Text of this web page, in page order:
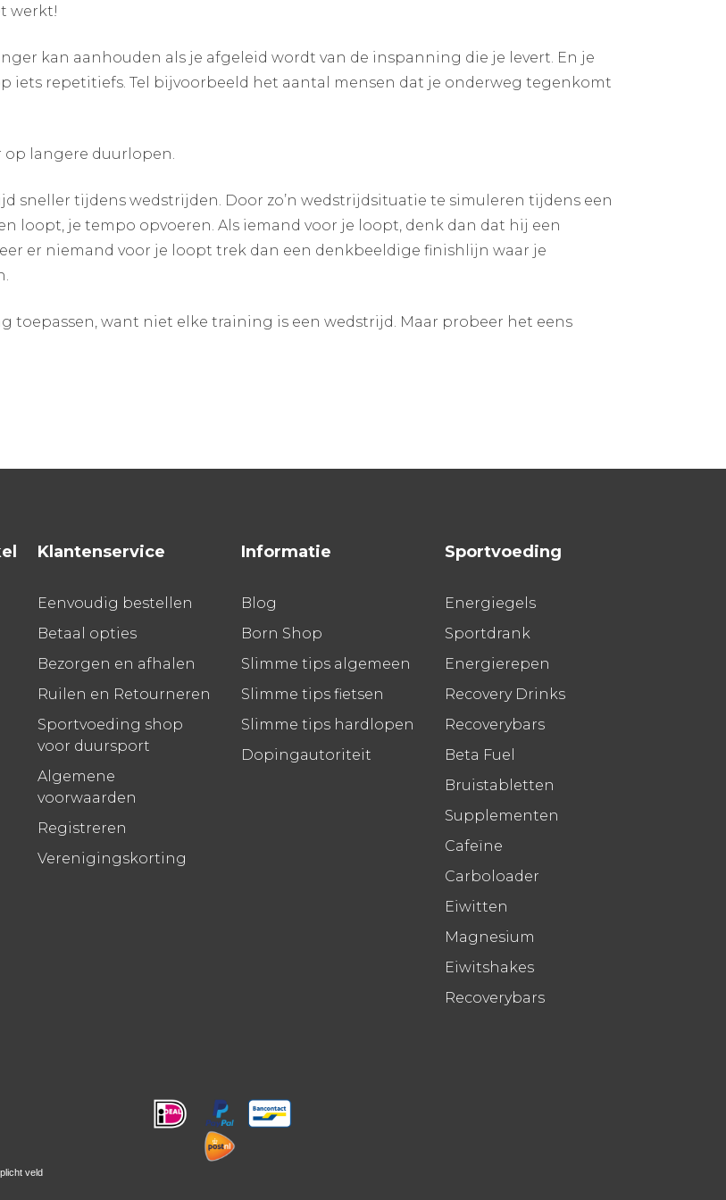
werkt!
kan aanhouden als je afgeleid wordt van de inspanning die je levert. En je
iets repetitiefs. Tel bijvoorbeeld het aantal mensen dat je onderweg tegenkomt
op langere duurlopen.
sneller tijdens wedstrijden. Door zo’n wedstrijdsituatie te simuleren tijdens een
loopt, je tempo opvoeren. Als iemand voor je loopt, denk dan dat hij een
er niemand voor je loopt trek dan een denkbeeldige finishlijn waar je
toepassen, want niet elke training is een wedstrijd. Maar probeer het eens
Klantenservice
Eenvoudig bestellen
Betaal opties
Bezorgen en afhalen
Ruilen en Retourneren
Sportvoeding shop
voor duursport
Algemene
voorwaarden
Registreren
Verenigingskorting
Informatie
Blog
Born Shop
Slimme tips algemeen
Slimme tips fietsen
Slimme tips hardlopen
Dopingautoriteit
Sportvoeding
Energiegels
Sportdrank
Energierepen
Recovery Drinks
Recoverybars
Beta Fuel
Bruistabletten
Supplementen
Cafeïne
Carboloader
Eiwitten
Magnesium
Eiwitshakes
Recoverybars
veld